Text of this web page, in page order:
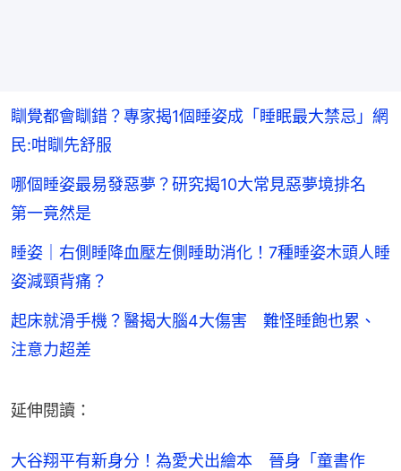
瞓覺都會瞓錯？專家揭1個睡姿成「睡眠最大禁忌」網
民:咁瞓先舒服
哪個睡姿最易發惡夢？研究揭10大常見惡夢境排名
第一竟然是
睡姿｜右側睡降血壓左側睡助消化！7種睡姿木頭人睡
姿減頸背痛？
起床就滑手機？醫揭大腦4大傷害 難怪睡飽也累、
注意力超差
延伸閱讀：
大谷翔平有新身分！為愛犬出繪本　晉身「童書作